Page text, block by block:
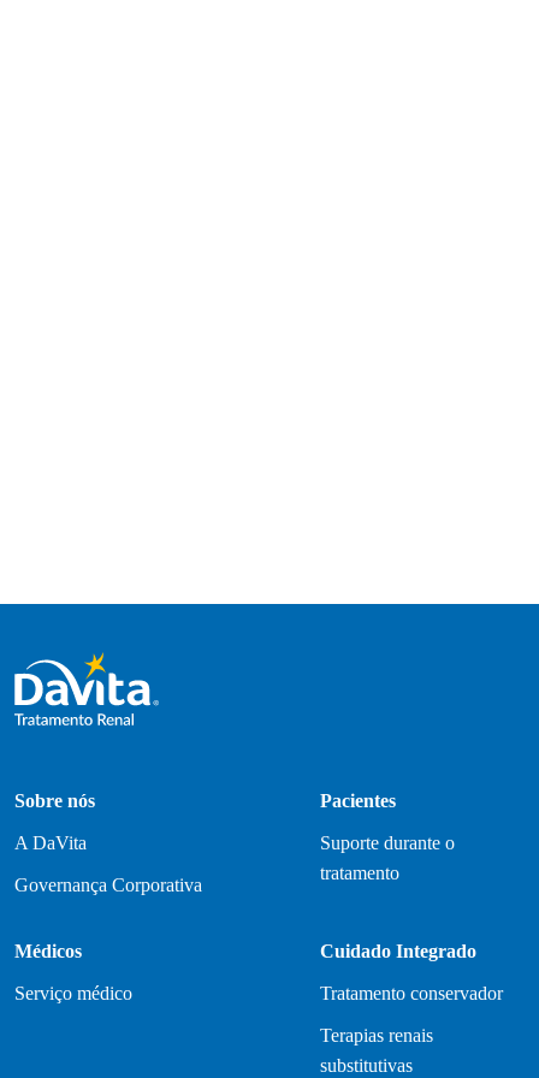
Sobre nós
A DaVita
Governança Corporativa
Pacientes
Suporte durante o
tratamento
Médicos
Serviço médico
Cuidado Integrado
Tratamento conservador
Terapias renais
substitutivas